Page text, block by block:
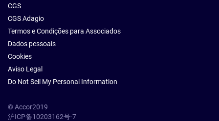
CGS
CGS Adagio
Termos e Condições para Associados
Dados pessoais
Cookies
Aviso Legal
Do Not Sell My Personal Information
© Accor2019
沪ICP备10203162号-7